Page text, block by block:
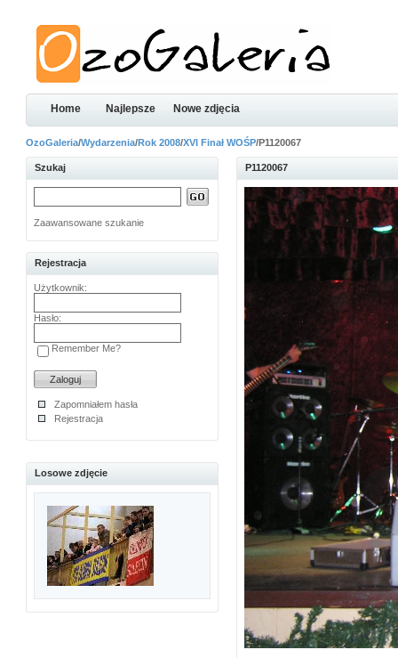
Home Najlepsze Nowe zdjęcia
OzoGaleria/Wydarzenia/Rok 2008/XVI Finał WOŚP/P1120067
Szukaj
Zaawansowane szukanie
Rejestracja
Użytkownik:
Hasło:
Remember Me?
Zapomniałem hasła
Rejestracja
Losowe zdjęcie
P1120067